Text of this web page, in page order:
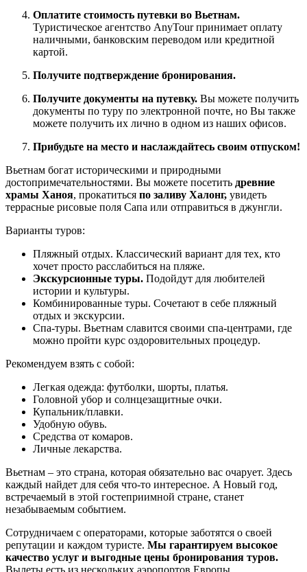
Оплатите стоимость путевки во Вьетнам.
Туристическое агентство AnyTour принимает оплату
наличными, банковским переводом или кредитной
картой.
Получите подтверждение бронирования.
Получите документы на путевку. Вы можете получить
документы по туру по электронной почте, но Вы также
можете получить их лично в одном из наших офисов.
Прибудьте на место и наслаждайтесь своим отпуском!
Вьетнам богат историческими и природными
достопримечательностями. Вы можете посетить древние
храмы Ханоя, прокатиться по заливу Халонг, увидеть
террасные рисовые поля Сапа или отправиться в джунгли.
Варианты туров:
Пляжный отдых. Классический вариант для тех, кто
хочет просто расслабиться на пляже.
Экскурсионные туры. Подойдут для любителей
истории и культуры.
Комбинированные туры. Сочетают в себе пляжный
отдых и экскурсии.
Спа-туры. Вьетнам славится своими спа-центрами, где
можно пройти курс оздоровительных процедур.
Рекомендуем взять с собой:
Легкая одежда: футболки, шорты, платья.
Головной убор и солнцезащитные очки.
Купальник/плавки.
Удобную обувь.
Средства от комаров.
Личные лекарства.
Вьетнам – это страна, которая обязательно вас очарует. Здесь
каждый найдет для себя что-то интересное. А Новый год,
встречаемый в этой гостеприимной стране, станет
незабываемым событием.
Сотрудничаем с операторами, которые заботятся о своей
репутации и каждом туристе. Мы гарантируем высокое
качество услуг и выгодные цены бронирования туров.
Вылеты есть из нескольких аэропортов Европы.